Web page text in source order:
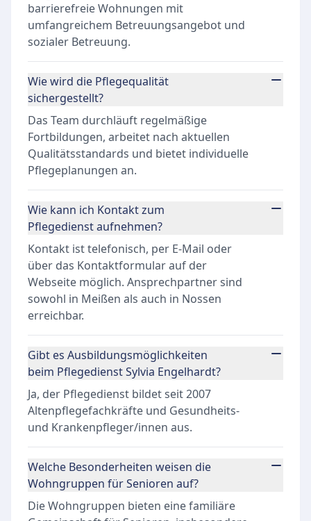
barrierefreie Wohnungen mit
umfangreichem Betreuungsangebot und
sozialer Betreuung.
Wie wird die Pflegequalität
sichergestellt?
Das Team durchläuft regelmäßige
Fortbildungen, arbeitet nach aktuellen
Qualitätsstandards und bietet individuelle
Pflegeplanungen an.
Wie kann ich Kontakt zum
Pflegedienst aufnehmen?
Kontakt ist telefonisch, per E-Mail oder
über das Kontaktformular auf der
Webseite möglich. Ansprechpartner sind
sowohl in Meißen als auch in Nossen
erreichbar.
Gibt es Ausbildungsmöglichkeiten
beim Pflegedienst Sylvia Engelhardt?
Ja, der Pflegedienst bildet seit 2007
Altenpflegefachkräfte und Gesundheits-
und Krankenpfleger/innen aus.
Welche Besonderheiten weisen die
Wohngruppen für Senioren auf?
Die Wohngruppen bieten eine familiäre